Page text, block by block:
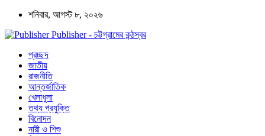
শনিবার, আগস্ট ৮, ২০২৬
Publisher - চট্টগ্রামের কন্ঠস্বর
প্রচ্ছদ
জাতীয়
রাজনীতি
আন্তর্জাতিক
খেলাধুলা
তথ্য প্রযুক্তি
বিনোদন
নারী ও শিশু